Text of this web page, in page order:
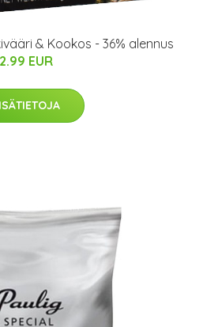
& Kookos - 36% alennus
2.99 EUR